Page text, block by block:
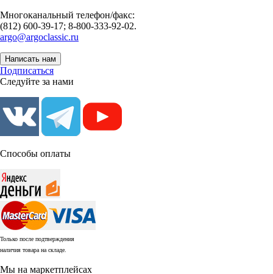
Многоканальный телефон/факс:
(812) 600-39-17; 8-800-333-92-02.
argo@argoclassic.ru
Написать нам
Подписаться
Следуйте за нами
Способы оплаты
Только после подтверждения
наличия товара на складе.
Мы на маркетплейсах